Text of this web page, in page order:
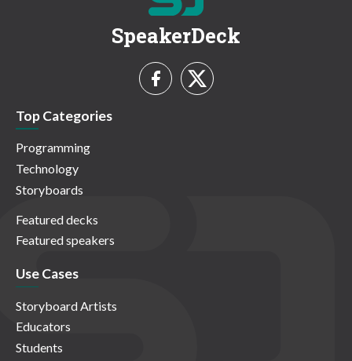
SpeakerDeck
Top Categories
Programming
Technology
Storyboards
Featured decks
Featured speakers
Use Cases
Storyboard Artists
Educators
Students